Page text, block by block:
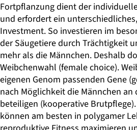
Fortpflanzung dient der
und erfordert ein
Investment. So investieren im
der Säugetiere durch Trächtigkeit
mehr als die Männchen. Deshalb
Weibchenwahl (female choice).
eigenen Genom passenden Gene
nach Möglichkeit die Männchen
beteiligen (kooperative
können am besten in polygamer